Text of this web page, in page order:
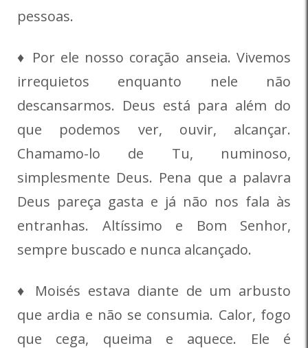
pessoas.
♦ Por ele nosso coração anseia. Vivemos
irrequietos enquanto nele não
descansarmos. Deus está para além do
que podemos ver, ouvir, alcançar.
Chamamo-lo de Tu, numinoso,
simplesmente Deus. Pena que a palavra
Deus pareça gasta e já não nos fala às
entranhas. Altíssimo e Bom Senhor,
sempre buscado e nunca alcançado.
♦ Moisés estava diante de um arbusto
que ardia e não se consumia. Calor, fogo
que cega, queima e aquece. Ele é